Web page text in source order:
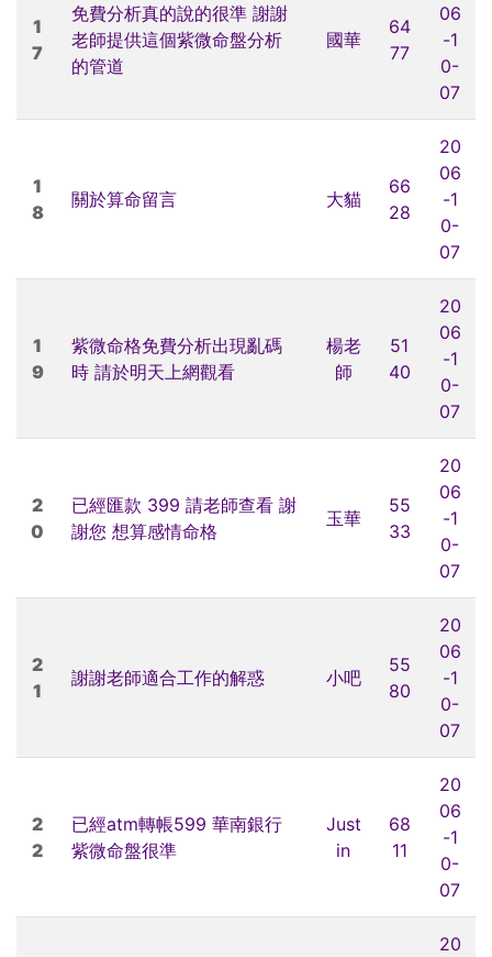
1
7
免費分析真的說的很準 謝謝
老師提供這個紫微命盤分析
的管道
國華
64
77
06
-1
0-
07
1
8
關於算命留言 大貓
66
28
20
06
-1
0-
07
1
9
紫微命格免費分析出現亂碼
時 請於明天上網觀看
楊老
師
51
40
20
06
-1
0-
07
2
0
已經匯款 399 請老師查看 謝
謝您 想算感情命格
玉華
55
33
20
06
-1
0-
07
2
1
謝謝老師適合工作的解惑 小吧
55
80
20
06
-1
0-
07
2
2
已經atm轉帳599 華南銀行
紫微命盤很準
Just
in
68
11
20
06
-1
0-
07
20